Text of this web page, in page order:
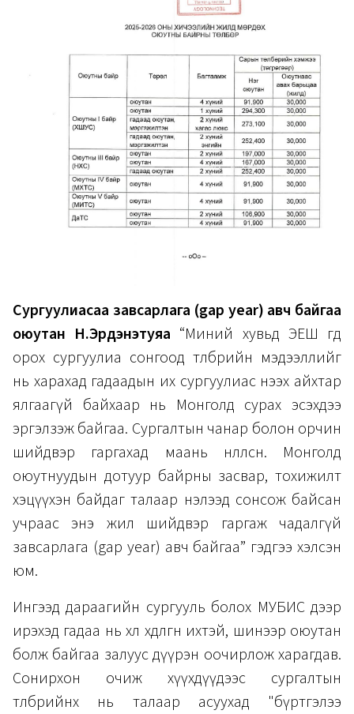
Сургуулиасаа завсарлага (gap year) авч байгаа
оюутан Н.Эрдэнэтуяа “Миний хувьд ЭЕШ өгөөд
орох сургуулиа сонгоод төлбөрийн мэдээллийг
нь харахад гадаадын их сургуулиас нээх айхтар
ялгаагүй байхаар нь Монголд сурах эсэхдээ
эргэлзэж байгаа. Сургалтын чанар болон орчин
шийдвэр гаргахад маань нөлөөлсөн. Монголд
оюутнуудын дотуур байрны засвар, тохижилт
хэцүүхэн байдаг талаар нэлээд сонсож байсан
учраас энэ жил шийдвэр гаргаж чадалгүй
завсарлага (gap year) авч байгаа” гэдгээ хэлсэн
юм.
Ингээд дараагийн сургууль болох МУБИС дээр
ирэхэд гадаа нь хөл хөдөлгөөн ихтэй, шинээр оюутан
болж байгаа залуус дүүрэн оочирлож харагдав.
Сонирхон очиж хүүхдүүдээс сургалтын
төлбөрийнх нь талаар асуухад "бүртгэлээ